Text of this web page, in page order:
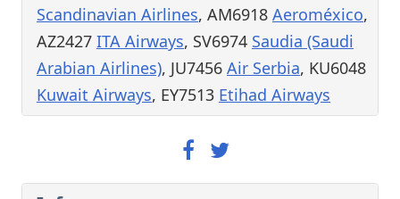
Scandinavian Airlines, AM6918 Aeroméxico,
AZ2427 ITA Airways, SV6974 Saudia (Saudi
Arabian Airlines), JU7456 Air Serbia, KU6048
Kuwait Airways, EY7513 Etihad Airways